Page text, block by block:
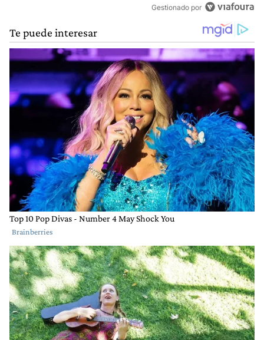
Gestionado por